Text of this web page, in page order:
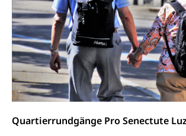
Quartierrundgänge Pro Senectute